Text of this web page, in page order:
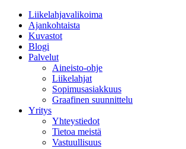
Liikelahjavalikoima
Ajankohtaista
Kuvastot
Blogi
Palvelut
Aineisto-ohje
Liikelahjat
Sopimusasiakkuus
Graafinen suunnittelu
Yritys
Yhteystiedot
Tietoa meistä
Vastuullisuus